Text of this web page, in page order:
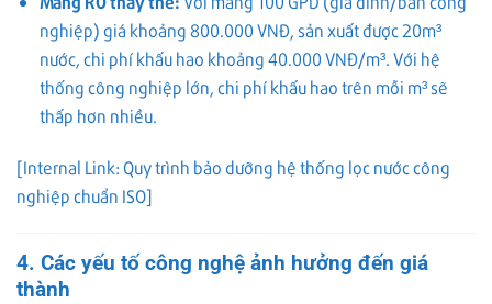
nghiệp) giá khoảng 800.000 VNĐ, sản xuất được 20m³
nước, chi phí khấu hao khoảng 40.000 VNĐ/m³. Với hệ
thống công nghiệp lớn, chi phí khấu hao trên mỗi m³ sẽ
thấp hơn nhiều.
[Internal Link: Quy trình bảo dưỡng hệ thống lọc nước công
nghiệp chuẩn ISO]
4. Các yếu tố công nghệ ảnh hưởng đến giá
thành